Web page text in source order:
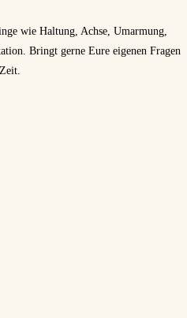
wie Haltung, Achse, Umarmung,
Bringt gerne Eure eigenen Fragen